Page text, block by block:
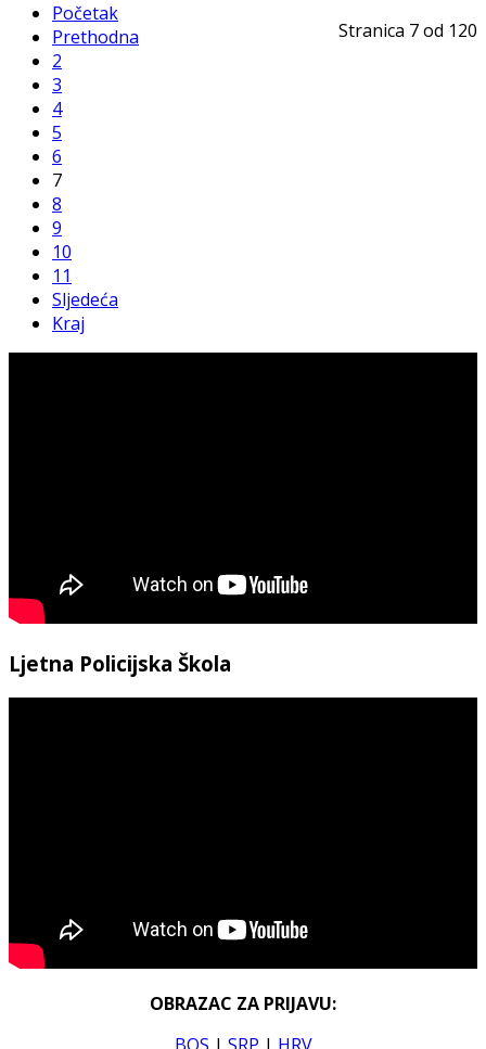
Stranica 7 od 120
Početak
Prethodna
2
3
4
5
6
7
8
9
10
11
Sljedeća
Kraj
Ljetna Policijska Škola
OBRAZAC ZA PRIJAVU:
BOS | SRP | HRV